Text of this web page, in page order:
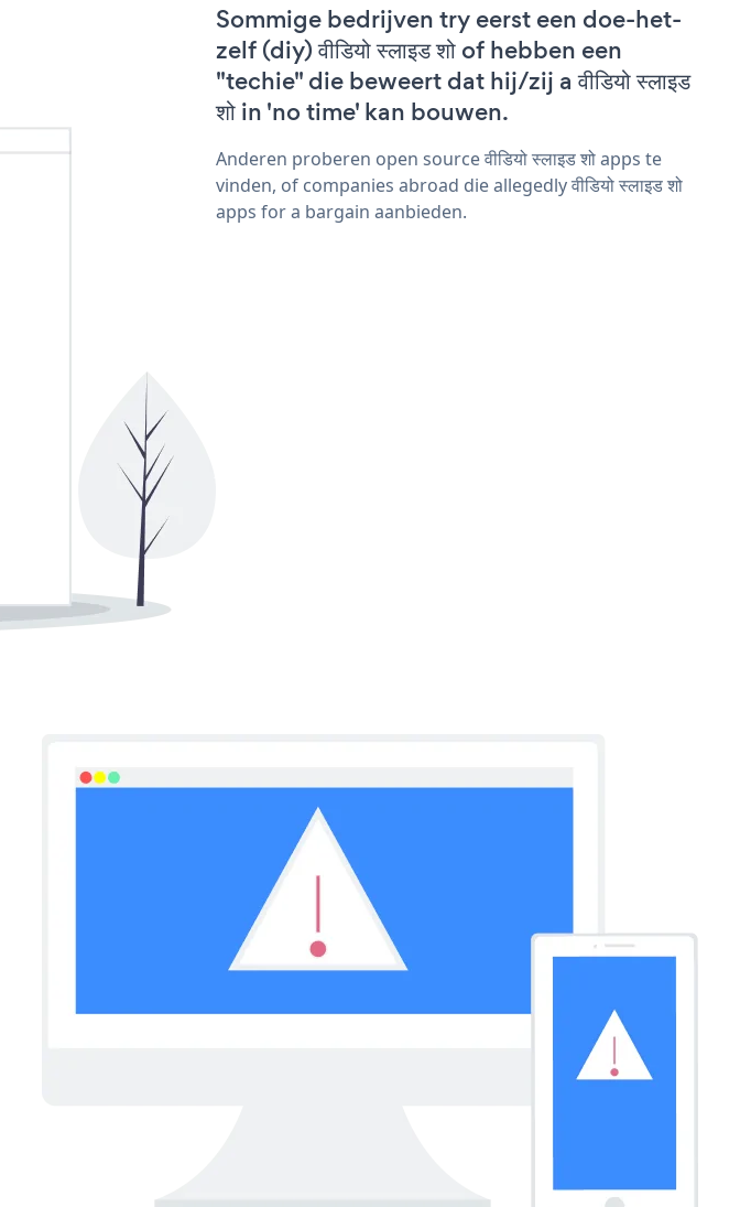
Sommige bedrijven try eerst een doe-het-
zelf (diy) वीडियो स्लाइड शो of hebben een
"techie" die beweert dat hij/zij a वीडियो स्लाइड
शो in 'no time' kan bouwen.
Anderen proberen open source वीडियो स्लाइड शो apps te
vinden, of companies abroad die allegedly वीडियो स्लाइड शो
apps for a bargain aanbieden.